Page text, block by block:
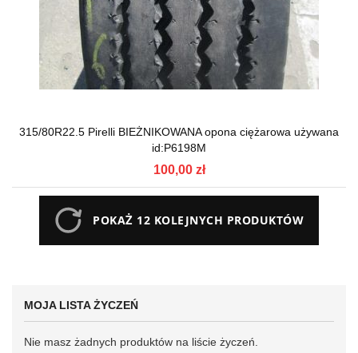
315/80R22.5 Pirelli BIEŻNIKOWANA opona ciężarowa używana
id:P6198M
100,00 zł
POKAŻ 12 KOLEJNYCH PRODUKTÓW
MOJA LISTA ŻYCZEŃ
Nie masz żadnych produktów na liście życzeń.